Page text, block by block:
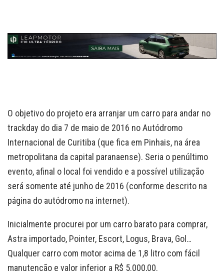
p
p
I
n
o
k
n
k
O objetivo do projeto era arranjar um carro para andar no
trackday do dia 7 de maio de 2016 no Autódromo
Internacional de Curitiba (que fica em Pinhais, na área
metropolitana da capital paranaense). Seria o penúltimo
evento, afinal o local foi vendido e a possível utilização
será somente até junho de 2016 (conforme descrito na
página do autódromo na internet).
Inicialmente procurei por um carro barato para comprar,
Astra importado, Pointer, Escort, Logus, Brava, Gol…
Qualquer carro com motor acima de 1,8 litro com fácil
manutenção e valor inferior a R$ 5.000,00.